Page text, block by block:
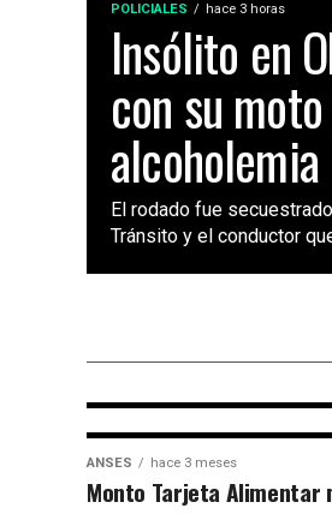
POLICIALES hace 3 horas
Insólito en
con su
alcoholemia
El rodado fue
Tránsito y el conductor
Confirmado:
aumento del
ANSES hace 3 meses
Monto Tarjeta Alimentar